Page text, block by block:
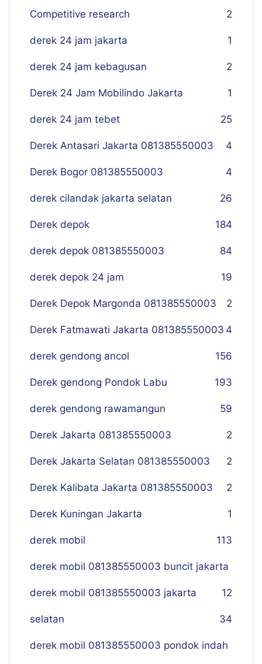
Competitive research 2
derek 24 jam jakarta 1
derek 24 jam kebagusan 2
Derek 24 Jam Mobilindo Jakarta 1
derek 24 jam tebet 25
Derek Antasari Jakarta 081385550003 4
Derek Bogor 081385550003 4
derek cilandak jakarta selatan 26
Derek depok 184
derek depok 081385550003 84
derek depok 24 jam 19
Derek Depok Margonda 081385550003 2
Derek Fatmawati Jakarta 081385550003 4
derek gendong ancol 156
Derek gendong Pondok Labu 193
derek gendong rawamangun 59
Derek Jakarta 081385550003 2
Derek Jakarta Selatan 081385550003 2
Derek Kalibata Jakarta 081385550003 2
Derek Kuningan Jakarta 1
derek mobil 113
derek mobil 081385550003 buncit jakarta
12
derek mobil 081385550003 jakarta
selatan 34
derek mobil 081385550003 pondok indah